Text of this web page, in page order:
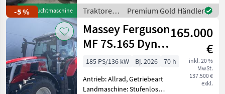
-5 %Gebrauchtmaschine
Höchstgeschwindigkeit in
km/h: 50 km/h, Aufladung:
Traktoren
/ John
Deere
Premium Gold Händler
Massey Ferguson
MF 7S.165 Dyna-
VT Efficient
165.000
€
inkl. 20 %
MwSt.
137.500 €
exkl.
185 PS/136 kW Bj. 2026
70 h
Antrieb: Allrad, Getriebeart
Landmaschine: Stufenloses